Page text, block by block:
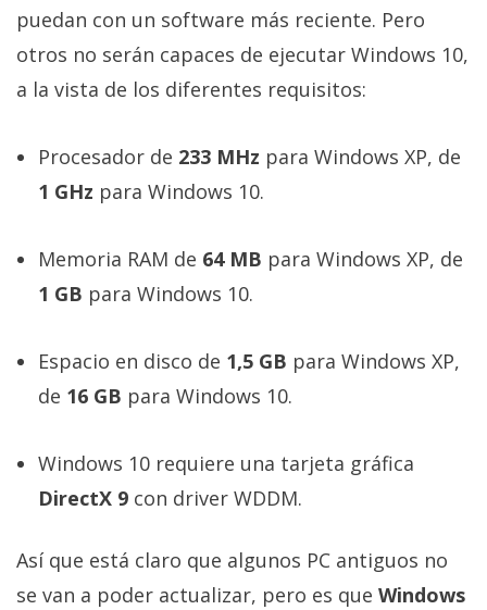
puedan con un software más reciente. Pero
otros no serán capaces de ejecutar Windows 10,
a la vista de los diferentes requisitos:
Procesador de 233 MHz para Windows XP, de
1 GHz para Windows 10.
Memoria RAM de 64 MB para Windows XP, de
1 GB para Windows 10.
Espacio en disco de 1,5 GB para Windows XP,
de 16 GB para Windows 10.
Windows 10 requiere una tarjeta gráfica
DirectX 9 con driver WDDM.
Así que está claro que algunos PC antiguos no
se van a poder actualizar, pero es que Windows